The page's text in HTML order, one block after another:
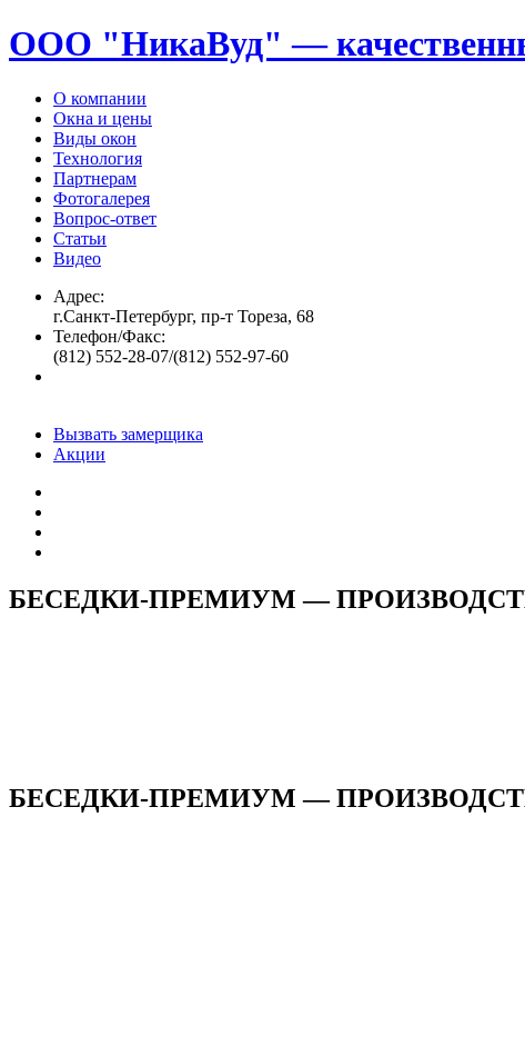
ООО "НикаВуд" —
О компании
Окна и цены
Виды окон
Технология
Партнерам
Фотогалерея
Вопрос-ответ
Статьи
Видео
Адрес:
г.Санкт-Петербург, пр-т Тореза, 68
Телефон/Факс:
(812) 552-28-07/(812) 552-97-60
Вызвать замерщика
Акции
БЕСЕДКИ-ПРЕМИУМ —
БЕСЕДКИ-ПРЕМИУМ —